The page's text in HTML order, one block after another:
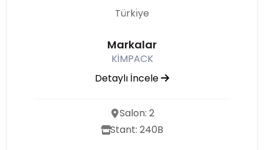
Türkı̇ye
Markalar
KİMPACK
Detaylı İncele
Salon: 2
Stant: 240B